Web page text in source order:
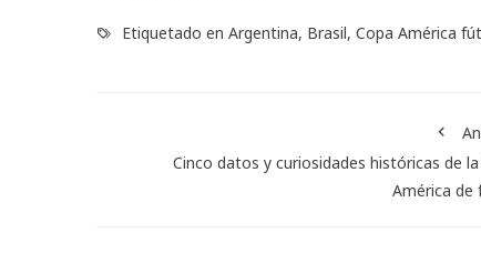
Etiquetado en Argentina, Brasil, Copa América
Cinco datos y curiosidades históricas de
América de